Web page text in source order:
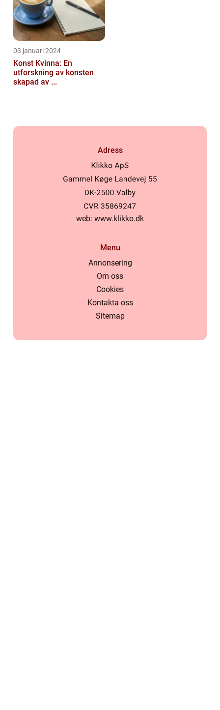
03 januari 2024
Konst Kvinna: En
utforskning av konsten
skapad av ...
Adress
web: www.klikko.dk
Menu
Annonsering
Om oss
Cookies
Kontakta oss
Sitemap